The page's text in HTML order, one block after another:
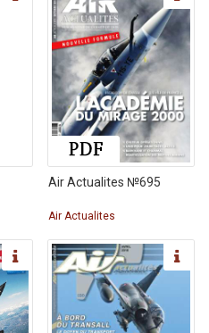
Air Actualites №695
Air Actualites